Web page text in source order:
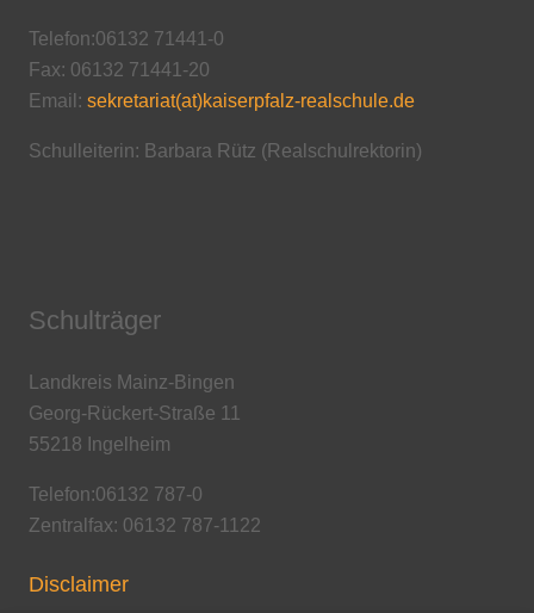
Telefon:06132 71441-0
Fax: 06132 71441-20
Email: sekretariat(at)kaiserpfalz-realschule.de
Schulleiterin: Barbara Rütz (Realschulrektorin)
Schulträger
Landkreis Mainz-Bingen
Georg-Rückert-Straße 11
55218 Ingelheim
Telefon:06132 787-0
Zentralfax: 06132 787-1122
Disclaimer